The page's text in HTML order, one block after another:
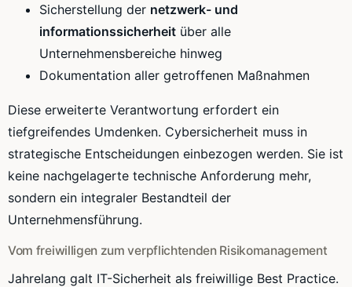
Sicherstellung der netzwerk- und
informationssicherheit über alle
Unternehmensbereiche hinweg
Dokumentation aller getroffenen Maßnahmen
Diese erweiterte Verantwortung erfordert ein
tiefgreifendes Umdenken. Cybersicherheit muss in
strategische Entscheidungen einbezogen werden. Sie ist
keine nachgelagerte technische Anforderung mehr,
sondern ein integraler Bestandteil der
Unternehmensführung.
Vom freiwilligen zum verpflichtenden Risikomanagement
Jahrelang galt IT-Sicherheit als freiwillige Best Practice.